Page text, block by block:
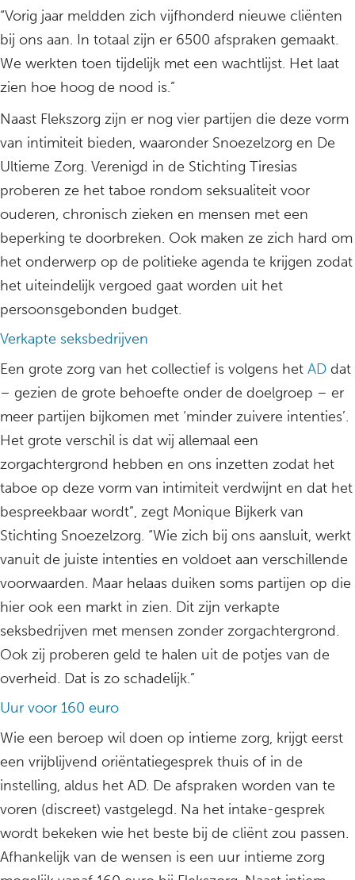
“Vorig jaar meldden zich vijfhonderd nieuwe cliënten
bij ons aan. In totaal zijn er 6500 afspraken gemaakt.
We werkten toen tijdelijk met een wachtlijst. Het laat
zien hoe hoog de nood is.”
Naast Flekszorg zijn er nog vier partijen die deze vorm
van intimiteit bieden, waaronder Snoezelzorg en De
Ultieme Zorg. Verenigd in de Stichting Tiresias
proberen ze het taboe rondom seksualiteit voor
ouderen, chronisch zieken en mensen met een
beperking te doorbreken. Ook maken ze zich hard om
het onderwerp op de politieke agenda te krijgen zodat
het uiteindelijk vergoed gaat worden uit het
persoonsgebonden budget.
Verkapte seksbedrijven
Een grote zorg van het collectief is volgens het AD dat
– gezien de grote behoefte onder de doelgroep – er
meer partijen bijkomen met ‘minder zuivere intenties’.
Het grote verschil is dat wij allemaal een
zorgachtergrond hebben en ons inzetten zodat het
taboe op deze vorm van intimiteit verdwijnt en dat het
bespreekbaar wordt”, zegt Monique Bijkerk van
Stichting Snoezelzorg. “Wie zich bij ons aansluit, werkt
vanuit de juiste intenties en voldoet aan verschillende
voorwaarden. Maar helaas duiken soms partijen op die
hier ook een markt in zien. Dit zijn verkapte
seksbedrijven met mensen zonder zorgachtergrond.
Ook zij proberen geld te halen uit de potjes van de
overheid. Dat is zo schadelijk.”
Uur voor 160 euro
Wie een beroep wil doen op intieme zorg, krijgt eerst
een vrijblijvend oriëntatiegesprek thuis of in de
instelling, aldus het AD. De afspraken worden van te
voren (discreet) vastgelegd. Na het intake-gesprek
wordt bekeken wie het beste bij de cliënt zou passen.
Afhankelijk van de wensen is een uur intieme zorg